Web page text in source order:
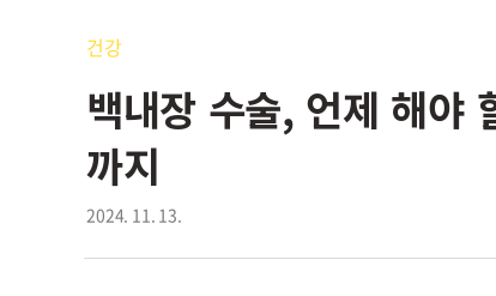
건강
백내장 수술, 언제 해야
까지
2024. 11. 13.